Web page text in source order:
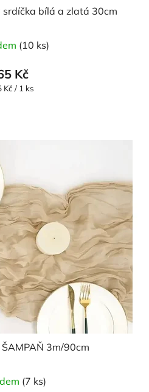
bílá a zlatá 30cm
(10 ks)
Kč
Kč / 1 ks
3m/90cm
(7 ks)